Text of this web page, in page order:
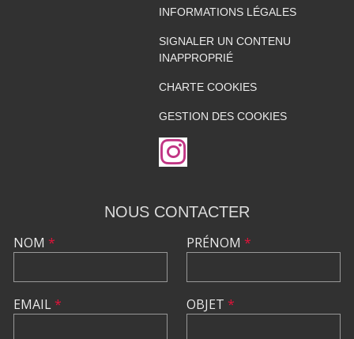
INFORMATIONS LÉGALES
SIGNALER UN CONTENU
INAPPROPRIÉ
CHARTE COOKIES
GESTION DES COOKIES
NOUS CONTACTER
NOM *
EMAIL*
PRÉNOM *
OBJET *